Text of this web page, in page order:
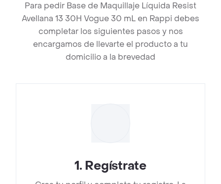
Para pedir Base de Maquillaje Líquida Resist
Avellana 13 30H Vogue 30 mL en Rappi debes
completar los siguientes pasos y nos
encargamos de llevarte el producto a tu
domicilio a la brevedad
1. Regístrate